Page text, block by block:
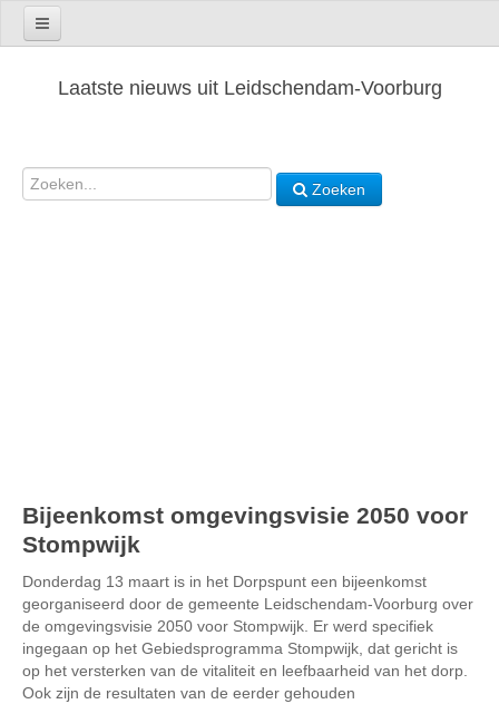
Laatste nieuws uit Leidschendam-Voorburg
Zoeken
Bijeenkomst omgevingsvisie 2050 voor
Stompwijk
Donderdag 13 maart is in het Dorpspunt een bijeenkomst
georganiseerd door de gemeente Leidschendam-Voorburg over
de omgevingsvisie 2050 voor Stompwijk. Er werd specifiek
ingegaan op het Gebiedsprogramma Stompwijk, dat gericht is
op het versterken van de vitaliteit en leefbaarheid van het dorp.
Ook zijn de resultaten van de eerder gehouden